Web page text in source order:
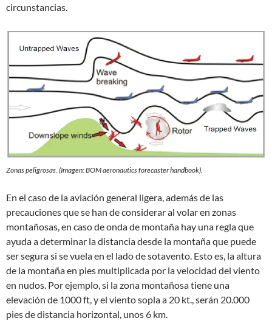
circunstancias.
Zonas peligrosas. (Imagen: BOM aeronautics forecaster handbook).
En el caso de la aviación general ligera, además de las
precauciones que se han de considerar al volar en zonas
montañosas, en caso de onda de montaña hay una regla que
ayuda a determinar la distancia desde la montaña que puede
ser segura si se vuela en el lado de sotavento. Esto es, la altura
de la montaña en pies multiplicada por la velocidad del viento
en nudos. Por ejemplo, si la zona montañosa tiene una
elevación de 1000 ft, y el viento sopla a 20 kt., serán 20.000
pies de distancia horizontal, unos 6 km.